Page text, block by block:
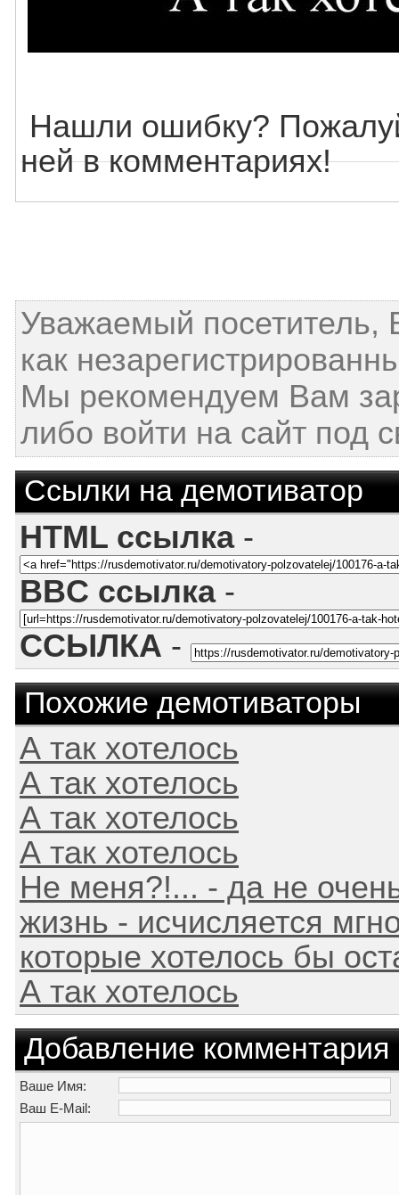
Нашли ошибку?
ней в комментариях!
Уважаемый посетитель,
как
Мы рекомендуем Вам
либо войти на сайт под
Ссылки на демотиватор
HTML ссылка-
BBC ссылка-
ССЫЛКА -
Похожие демотиваторы
А так хотелось
А так хотелось
А так хотелось
А так хотелось
Не меня?!... - да не
жизнь - исчисляется
которые хотелось бы
А так хотелось
Добавление комментария
Ваше Имя:
Ваш E-Mail: